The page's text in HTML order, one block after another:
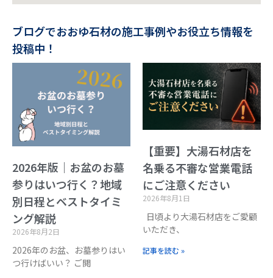
ブログでおおゆ石材の施工事例やお役立ち情報を
投稿中！
2026年版｜お盆のお墓
参りはいつ行く？地域
別日程とベストタイミ
ング解説
2026年8月2日
2026年のお盆、お墓参りはい
つ行けばいい？ ご閲
【重要】大湯石材店を
名乗る不審な営業電話
にご注意ください
2026年8月1日
日頃より大湯石材店をご愛顧
いただき、
記事を読む »